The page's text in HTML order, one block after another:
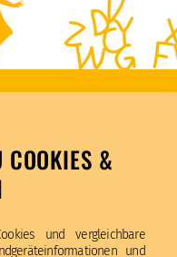
&
und vergleichbare
und